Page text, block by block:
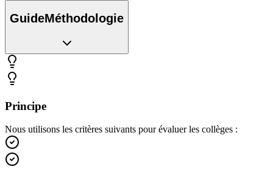
GuideMéthodologie
Principe
Nous utilisons les critères suivants pour évaluer les collèges :